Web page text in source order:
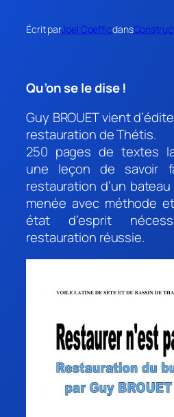
Écrit parJoel Coefficdans
Qu’on se le dise !
Guy BROUET vient
restauration de Thétis.
250 pages de textes
une leçon de savoir
restauration d’un
menée avec méthode
état d’esprit
restauration réussie.